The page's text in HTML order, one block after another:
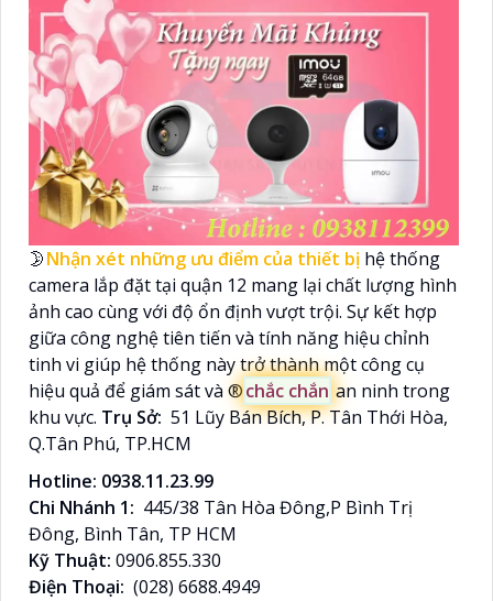
🌛Nhận xét những ưu điểm của thiết bị hệ thống
camera lắp đặt tại quận 12 mang lại chất lượng hình
ảnh cao cùng với độ ổn định vượt trội. Sự kết hợp
giữa công nghệ tiên tiến và tính năng hiệu chỉnh
tinh vi giúp hệ thống này trở thành một công cụ
hiệu quả để giám sát và ®️chắc chắn an ninh trong
khu vực. Trụ Sở: 51 Lũy Bán Bích, P. Tân Thới Hòa,
Q.Tân Phú, TP.HCM
Hotline: 0938.11.23.99
Chi Nhánh 1: 445/38 Tân Hòa Đông,P Bình Trị
Đông, Bình Tân, TP HCM
Kỹ Thuật: 0906.855.330
Điện Thoại: (028) 6688.4949